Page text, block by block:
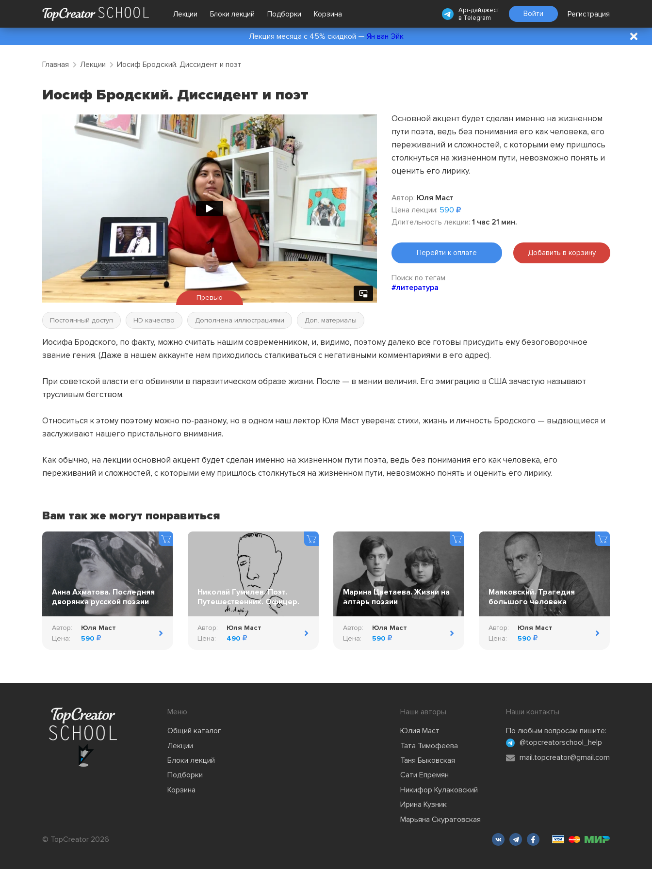
Лекции Блоки лекций Подборки Корзина
Арт-дайджест
в Telegram Войти Регистрация
Лекция месяца с 45% скидкой — Ян ван Эйк
Главная Лекции Иосиф Бродский. Диссидент и поэт
Иосиф Бродский. Диссидент и поэт
Превью
Постоянный доступ HD качество Дополнена иллюстрациями Доп. материалы
Основной акцент будет сделан именно на жизненном
пути поэта, ведь без понимания его как человека, его
переживаний и сложностей, с которыми ему пришлось
столкнуться на жизненном пути, невозможно понять и
оценить его лирику.
Автор: Юля Маст
Цена лекции: 590
Длительность лекции: 1 час 21 мин.
Перейти к оплате Добавить в корзину
Поиск по тегам
#литература
Иосифа Бродского, по факту, можно считать нашим современником, и, видимо, поэтому далеко все готовы присудить ему безоговорочное
звание гения. (Даже в нашем аккаунте нам приходилось сталкиваться с негативными комментариями в его адрес).
При советской власти его обвиняли в паразитическом образе жизни. После — в мании величия. Его эмиграцию в США зачастую называют
трусливым бегством.
Относиться к этому поэтому можно по-разному, но в одном наш лектор Юля Маст уверена: стихи, жизнь и личность Бродского — выдающиеся и
заслуживают нашего пристального внимания.
Как обычно, на лекции основной акцент будет сделан именно на жизненном пути поэта, ведь без понимания его как человека, его
переживаний и сложностей, с которыми ему пришлось столкнуться на жизненном пути, невозможно понять и оценить его лирику.
Вам так же могут понравиться
Анна Ахматова. Последняя
дворянка русской поэзии
Автор:
Юля Маст
Цена:
590
Николай Гумилев. Поэт.
Путешественник. Офицер.
Автор:
Юля Маст
Цена:
490
Марина Цветаева. Жизни на
алтарь поэзии
Автор:
Юля Маст
Цена:
590
Маяковский. Трагедия
большого человека
Автор:
Юля Маст
Цена:
590
Меню
Общий каталог
Лекции
Блоки лекций
Подборки
Корзина
Наши авторы
Юлия Маст
Тата Тимофеева
Таня Быковская
Сати Епремян
Никифор Кулаковский
Ирина Кузник
Марьяна Скуратовская
Наши контакты
По любым вопросам пишите:
@topcreatorschool_help
mail.topcreator@gmail.com
© TopCreator 2026